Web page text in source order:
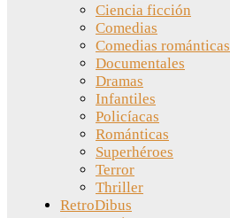
Ciencia ficción
Comedias
Comedias románticas
Documentales
Dramas
Infantiles
Policíacas
Románticas
Superhéroes
Terror
Thriller
RetroDibus